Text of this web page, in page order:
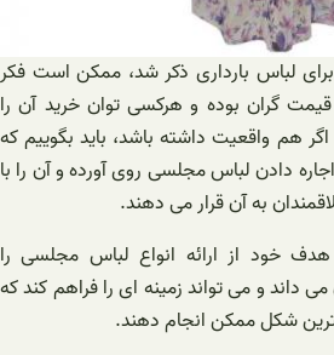
لباس بارداری ذکر شد، ممکن است فکر
قیمت گران بوده و هرکسی توان خرید آن را
هم واقعیت داشته باشد، باید بگوییم که
دادن لباس مجلسی روی آورده و آن را با
به آن قرار می دهند.
خود از ارائه انواع لباس مجلسی را
داند و می تواند زمینه ای را فراهم کند که
شکل ممکن انجام دهند.